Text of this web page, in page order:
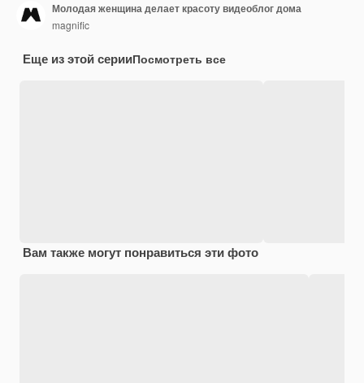
Молодая женщина делает красоту видеоблог дома
magnific
Еще из этой серииПосмотреть все
Вам также могут понравиться эти фото